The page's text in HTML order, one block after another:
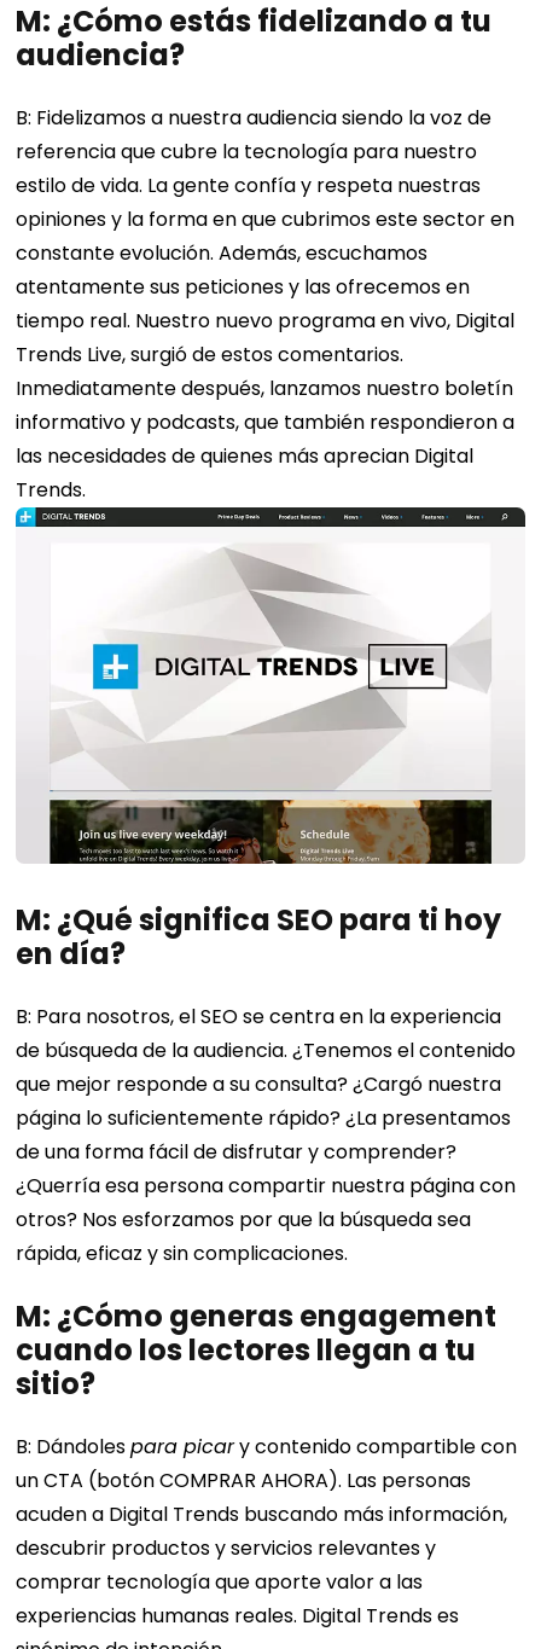
M: ¿Cómo estás fidelizando a tu
audiencia?
B: Fidelizamos a nuestra audiencia siendo la voz de
referencia que cubre la tecnología para nuestro
estilo de vida. La gente confía y respeta nuestras
opiniones y la forma en que cubrimos este sector en
constante evolución. Además, escuchamos
atentamente sus peticiones y las ofrecemos en
tiempo real. Nuestro nuevo programa en vivo, Digital
Trends Live, surgió de estos comentarios.
Inmediatamente después, lanzamos nuestro boletín
informativo y podcasts, que también respondieron a
las necesidades de quienes más aprecian Digital
Trends.
M: ¿Qué significa SEO para ti hoy
en día?
B: Para nosotros, el SEO se centra en la experiencia
de búsqueda de la audiencia. ¿Tenemos el contenido
que mejor responde a su consulta? ¿Cargó nuestra
página lo suficientemente rápido? ¿La presentamos
de una forma fácil de disfrutar y comprender?
¿Querría esa persona compartir nuestra página con
otros? Nos esforzamos por que la búsqueda sea
rápida, eficaz y sin complicaciones.
M: ¿Cómo generas engagement
cuando los lectores llegan a tu
sitio?
B: Dándolespara picary contenido compartible con
un CTA (botón COMPRAR AHORA). Las personas
acuden a Digital Trends buscando más información,
descubrir productos y servicios relevantes y
comprar tecnología que aporte valor a las
experiencias humanas reales. Digital Trends es